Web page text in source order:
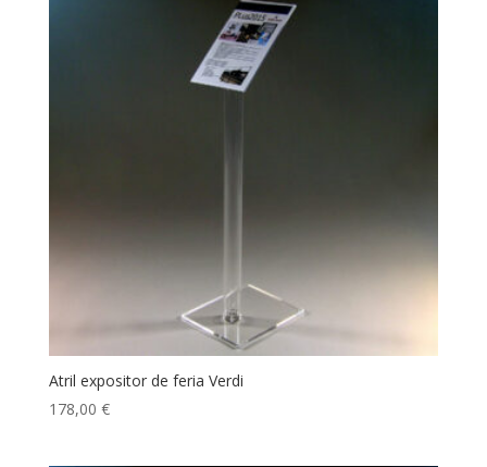
Atril expositor de feria Verdi
178,00 €